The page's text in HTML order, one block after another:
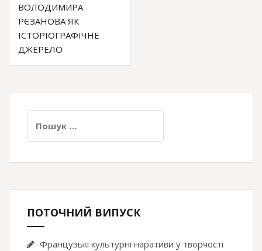
k
ВОЛОДИМИРА
РЄЗАНОВА ЯК
ІСТОРІОГРАФІЧНЕ
ДЖЕРЕЛО
ПОТОЧНИЙ ВИПУСК
Французькі культурні наративи у творчості